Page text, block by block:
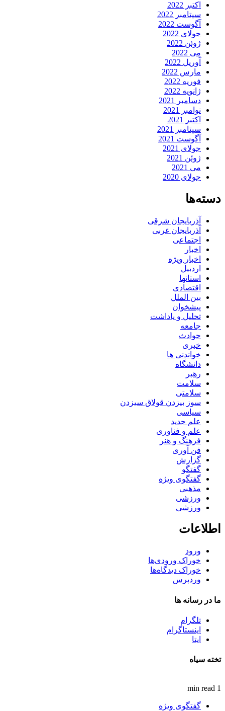
اکتبر 2022
سپتامبر 2022
آگوست 2022
جولای 2022
ژوئن 2022
می 2022
آوریل 2022
مارس 2022
فوریه 2022
ژانویه 2022
دسامبر 2021
نوامبر 2021
اکتبر 2021
سپتامبر 2021
آگوست 2021
جولای 2021
ژوئن 2021
می 2021
جولای 2020
دسته‌ها
آذربایجان شرقی
آذربایجان غربی
اجتماعی
اخبار
اخبار ویژه
اردبیل
استانها
اقتصادی
بین الملل
پیشخوان
تحلیل و یاداشت
جامعه
حوادث
خبری
خواندنی ها
دانشگاه
رهبر
سلامت
سلامتی
سوز بیزدن قولاق سیزدن
سیاسی
علم جدید
علم و فناوری
فرهنگ و هنر
فن آوری
گزارش
گفتگو
گفتگوی ویژه
مذهبی
ورزشی
ورزشی
اطلاعات
ورود
خوراک ورودی‌ها
خوراک دیدگاه‌ها
وردپرس
ما در رسانه ها
تلگرام
اینستاگرام
ایتا
تخته سیاه
1 min read
گفتگوی ویژه